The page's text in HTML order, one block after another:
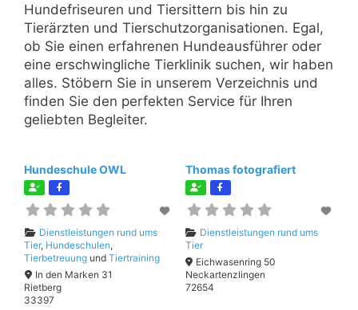
Hundefriseuren und Tiersittern bis hin zu
Tierärzten und Tierschutzorganisationen. Egal,
ob Sie einen erfahrenen Hundeausführer oder
eine erschwingliche Tierklinik suchen, wir haben
alles. Stöbern Sie in unserem Verzeichnis und
finden Sie den perfekten Service für Ihren
geliebten Begleiter.
Hundeschule OWL
Dienstleistungen rund ums
Tier, Hundeschulen,
Tierbetreuung und Tiertraining
In den Marken 31
Rietberg
33397
Thomas fotografiert
Dienstleistungen rund ums
Tier
Eichwasenring 50
Neckartenzlingen
72654